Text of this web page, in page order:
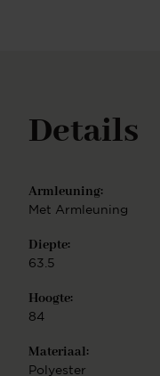
Details
Armleuning:
Met Armleuning
Diepte:
63.5
Hoogte:
84
Materiaal:
Polyester